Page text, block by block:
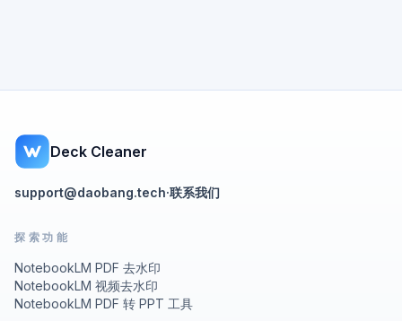
Deck Cleaner
support@daobang.tech·联系我们
探索功能
NotebookLM PDF 去水印
NotebookLM 视频去水印
NotebookLM PDF 转 PPT 工具